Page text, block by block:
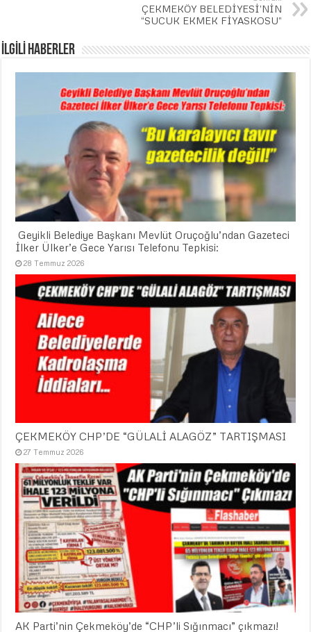
ÇEKMEKÖY BELEDİYESİ’NİN
“SUCUK EKMEK FİYASKOSU”
İLGİLİ HABERLER
​ Geyikli Belediye Başkanı Mevlüt Oruçoğlu’ndan Gazeteci
İlker Ülker’e Gece Yarısı Telefonu Tepkisi:
28 Temmuz 2026
ÇEKMEKÖY CHP’DE “GÜLALİ ALAGÖZ” TARTIŞMASI
27 Temmuz 2026
AK Parti’nin Çekmeköy’de “CHP’li Sığınmacı” çıkmazı!